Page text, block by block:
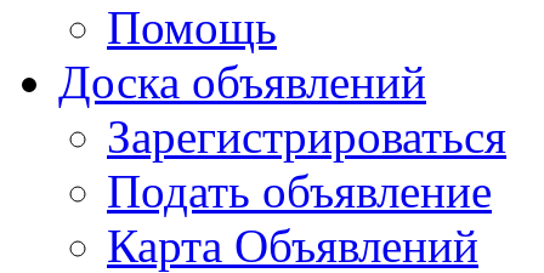
Помощь
Доска объявлений
Зарегистрироваться
Подать объявление
Карта Объявлений